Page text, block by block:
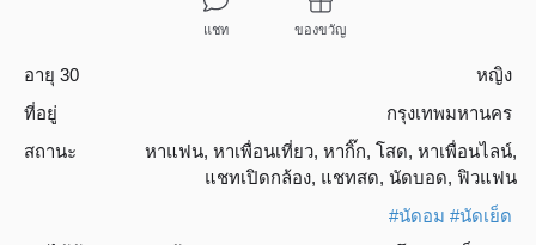
แชท ของขวัญ
อายุ 30
หญิง
ที่อยู่
กรุงเทพมหานคร
สถานะ
หาแฟน, หาเพื่อนเที่ยว, หากิ๊ก, โสด, หาเพื่อนไลน์,
แชทเปิดกล้อง, แชทสด, นัดบอด, ฟิวแฟน
#นัดอม #นัดเย็ด